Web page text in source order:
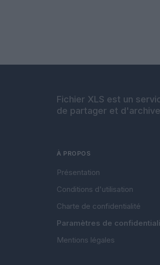
Fichier XLS est un
de partager et
À PROPOS
Présentation
Conditions d'utilisation
Charte de confidentialité
Paramètres de
Mentions légales